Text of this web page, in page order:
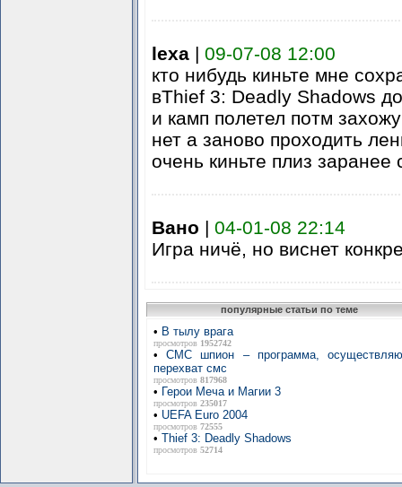
lexa| 09-07-08 12:00
кто нибудь киньте мне
вThief 3: Deadly Shadows
и камп полетел потм
нет а заново проходить
очень киньте плиз заранее
Вано | 04-01-08 22:14
Игра ничё, но виснет
популярные статьи по теме
• В тылу врага
просмотров 1952742
• СМС шпион – программа,
перехват смс
просмотров 817968
• Герои Меча и Магии 3
просмотров 235017
• UEFA Euro 2004
просмотров 72555
• Thief 3: Deadly Shadows
просмотров 52714